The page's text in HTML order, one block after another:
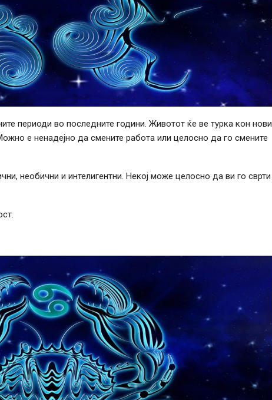
периоди во последните години. Животот ќе ве турка кон нови
е ненадејно да смените работа или целосно да го смените
необични и интелигентни. Некој може целосно да ви го сврти